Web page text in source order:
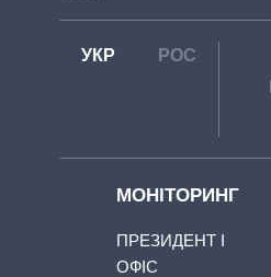
УКР РОС
МОНІТОРИНГ
ПРЕЗИДЕНТ І
ОФІС